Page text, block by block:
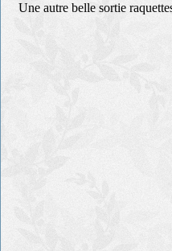
Une autre belle sortie